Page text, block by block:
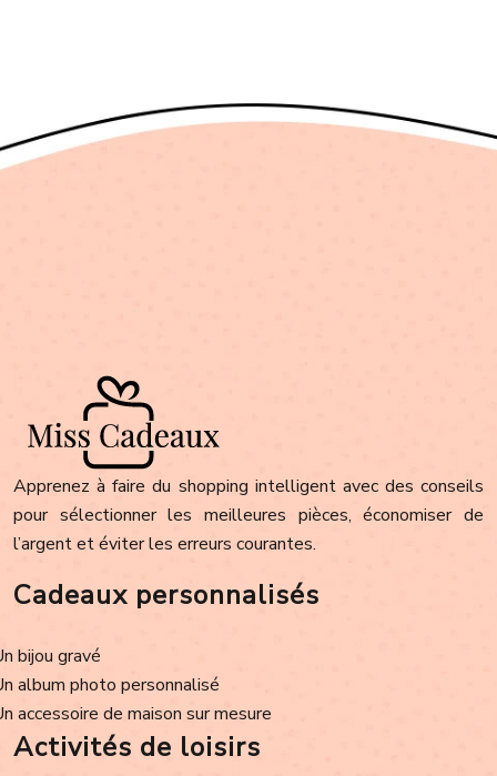
Apprenez à faire du shopping intelligent avec des conseils
pour sélectionner les meilleures pièces, économiser de
l’argent et éviter les erreurs courantes.
Cadeaux personnalisés
bijou gravé
album photo personnalisé
accessoire de maison sur mesure
Activités de loisirs